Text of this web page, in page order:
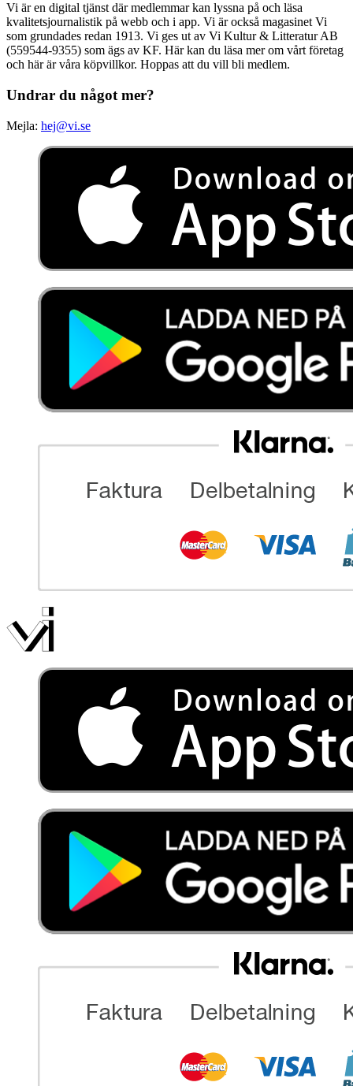
Vi är en digital tjänst där medlemmar kan lyssna på och läsa
kvalitetsjournalistik på webb och i app. Vi är också magasinet Vi
som grundades redan 1913. Vi ges ut av Vi Kultur & Litteratur AB
(559544-9355) som ägs av KF. Här kan du läsa mer om vårt företag
och här är våra köpvillkor. Hoppas att du vill bli medlem.
Undrar du något mer?
Mejla: hej@vi.se